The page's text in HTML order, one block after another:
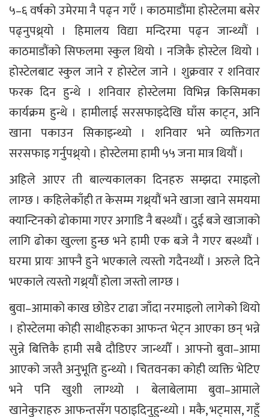
५–६ वर्षको उमेरमा नै पढ्न गएँ । काठमाडौंमा होस्टेलमा बसेर
पढ्नुपथ्र्यो । हिमालय विद्या मन्दिरमा पढ्न जान्थ्यौं ।
काठमाडौंको सिफलमा स्कुल थियो । नजिकै होस्टेल थियो ।
होस्टेलबाट स्कुल जाने र होस्टेल जाने । शुक्रवार र शनिवार
फरक दिन हुन्थे । शनिवार होस्टेलमा विभिन्न किसिमका
कार्यक्रम हुन्थे । हामीलाई सरसफाइदेखि घाँस काट्न, अनि
खाना पकाउन सिकाइन्थ्यो । शनिवार भने व्यक्तिगत
सरसफाइ गर्नुपथ्र्याे । होस्टेलमा हामी ५५ जना मात्र थियौं ।
अहिले आएर ती बाल्यकालका दिनहरु सम्झदा रमाइलो
लाग्छ । कहिलेकाँही त केसम्म गथ्र्यौं भने खाजा खाने समयमा
क्यान्टिनको ढोकामा गएर अगाडि नै बस्थ्यौं । दुई बजे खाजाको
लागि ढोका खुल्ला हुन्छ भने हामी एक बजे नै गएर बस्थ्यौं ।
घरमा प्रायः आफ्नै हुने भएकाले त्यस्तो गदैनथ्यौं । अरुले दिने
भएकाले त्यस्तो गथ्र्याैं होला जस्तो लाग्छ ।
बुवा–आमाको काख छोडेर टाढा जाँदा नरमाइलो लागेको थियो
। होस्टेलमा कोही साथीहरुका आफन्त भेट्न आएका छन् भन्ने
सुन्ने बित्तिकै हामी सबै दौडिएर जान्थ्यौँ । आफ्नो बुवा–आमा
आएको जस्तै अनुभूति हुन्थ्यो । चितवनका कोही व्यक्ति भेटिए
भने पनि खुशी लाग्थ्यो । बेलाबेलामा बुवा–आमाले
खानेकुराहरु आफन्तसँग पठाइदिनुहुन्थ्यो । मकै, भट्मास, गहुँ